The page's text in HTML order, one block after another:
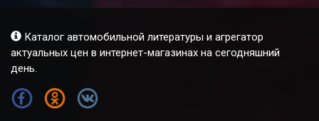
Каталог автомобильной литературы и агрегатор
актуальных цен в интернет-магазинах на сегодняшний
день.
FB OK VK